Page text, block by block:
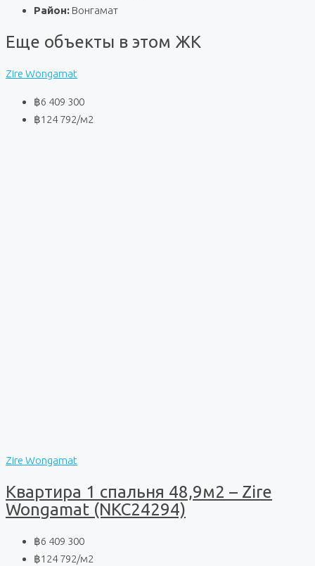
Район: Вонгамат
Еще объекты в этом ЖК
Zire Wongamat
฿6 409 300
฿124 792/м2
Zire Wongamat
Квартира 1 спальня 48,9м2 – Zire
Wongamat (NKC24294)
฿6 409 300
฿124 792/м2